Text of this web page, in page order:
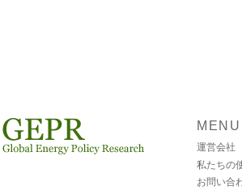
MENU
運営会社
私たちの
お問い合